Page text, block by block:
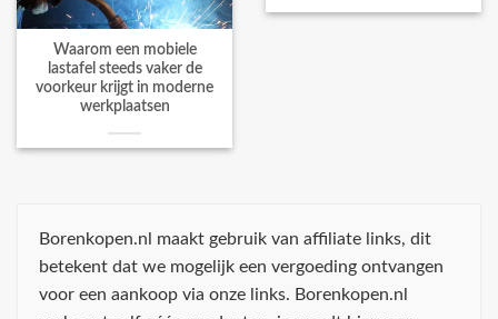
Waarom een mobiele
lastafel steeds vaker de
voorkeur krijgt in moderne
werkplaatsen
Borenkopen.nl maakt gebruik van affiliate links, dit
betekent dat we mogelijk een vergoeding ontvangen
voor een aankoop via onze links. Borenkopen.nl